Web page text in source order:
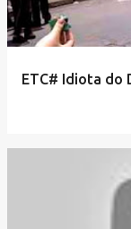
ETC# Idiota do